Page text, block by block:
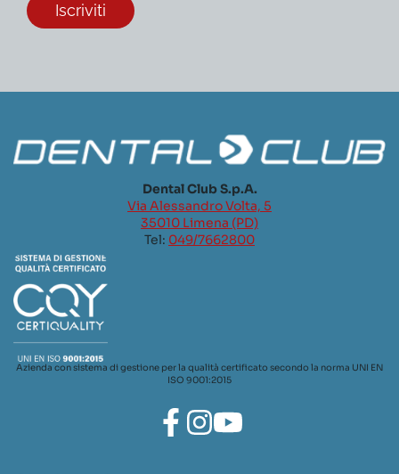
Dental Club S.p.A.
Via Alessandro Volta, 5
35010 Limena (PD)
Tel: 049/7662800
Azienda con sistema di gestione per la qualità certificato secondo la norma UNI EN
ISO 9001:2015